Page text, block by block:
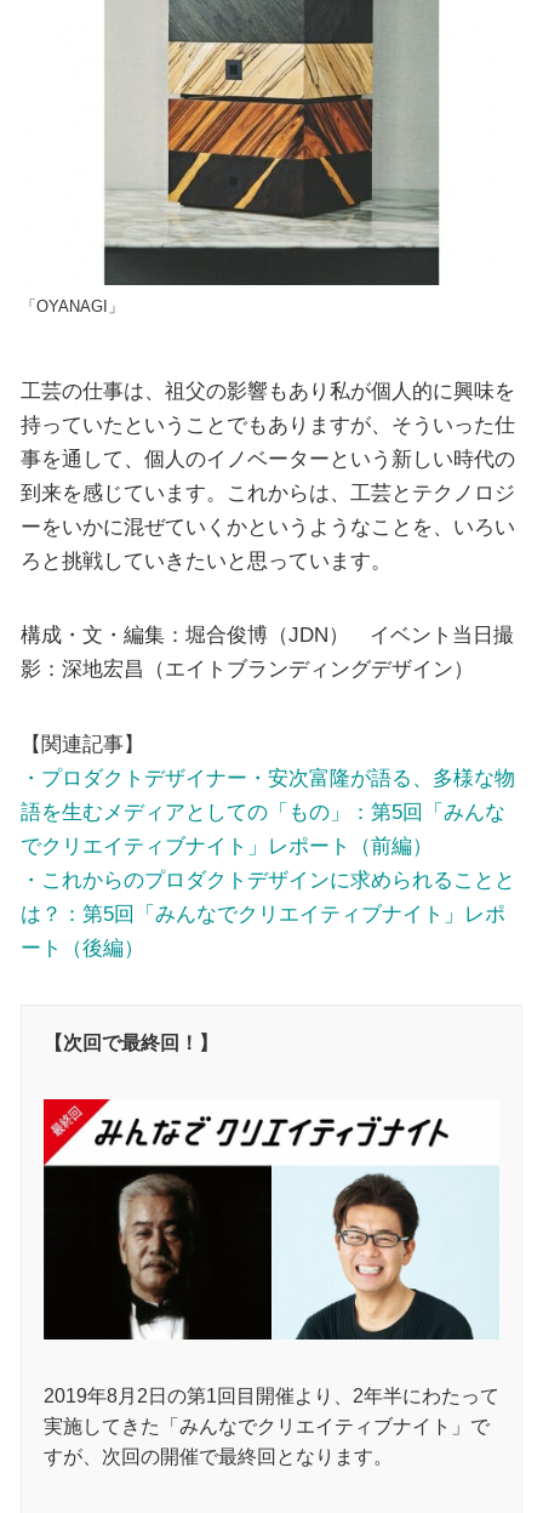
「OYANAGI」
工芸の仕事は、祖父の影響もあり私が個人的に興味を
持っていたということでもありますが、そういった仕
事を通して、個人のイノベーターという新しい時代の
到来を感じています。これからは、工芸とテクノロジ
ーをいかに混ぜていくかというようなことを、いろい
ろと挑戦していきたいと思っています。
構成・文・編集：堀合俊博（JDN） イベント当日撮
影：深地宏昌（エイトブランディングデザイン）
【関連記事】
・プロダクトデザイナー・安次富隆が語る、多様な物
語を生むメディアとしての「もの」：第5回「みんな
でクリエイティブナイト」レポート（前編）
・これからのプロダクトデザインに求められることと
は？：第5回「みんなでクリエイティブナイト」レポ
ート（後編）
【次回で最終回！】
2019年8月2日の第1回目開催より、2年半にわたって
実施してきた「みんなでクリエイティブナイト」で
すが、次回の開催で最終回となります。